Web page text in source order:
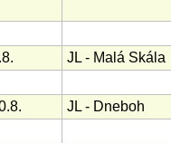
JL - Malá Skála
JL - Dneboh